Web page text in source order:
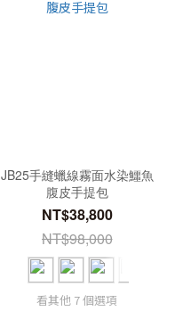
JB25手縫蠟線霧面水染鱷魚
腹皮手提包
NT$38,800
NT$98,000
看其他 7 個選項